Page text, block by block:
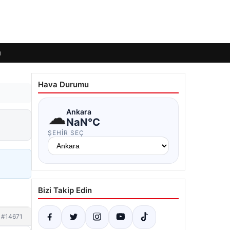
#14671
Hava Durumu
☁Ankara
NaN°C
ŞEHIR SEÇ
Bizi Takip Edin